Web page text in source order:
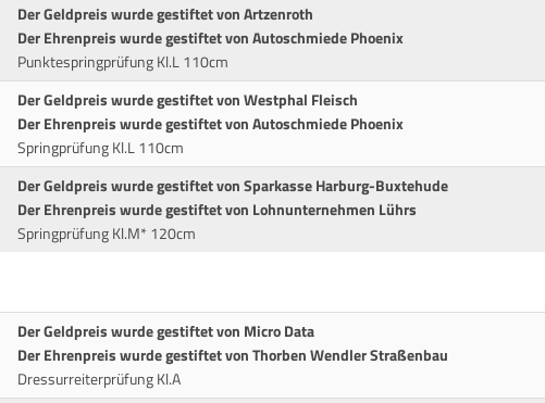
Der Geldpreis wurde gestiftet von Artzenroth
Der Ehrenpreis wurde gestiftet von Autoschmiede Phoenix
Punktespringprüfung Kl.L 110cm
Der Geldpreis wurde gestiftet von Westphal Fleisch
Der Ehrenpreis wurde gestiftet von Autoschmiede Phoenix
Springprüfung Kl.L 110cm
Der Geldpreis wurde gestiftet von Sparkasse Harburg-Buxtehude
Der Ehrenpreis wurde gestiftet von Lohnunternehmen Lührs
Springprüfung Kl.M* 120cm
Der Geldpreis wurde gestiftet von Micro Data
Der Ehrenpreis wurde gestiftet von Thorben Wendler Straßenbau
Dressurreiterprüfung Kl.A